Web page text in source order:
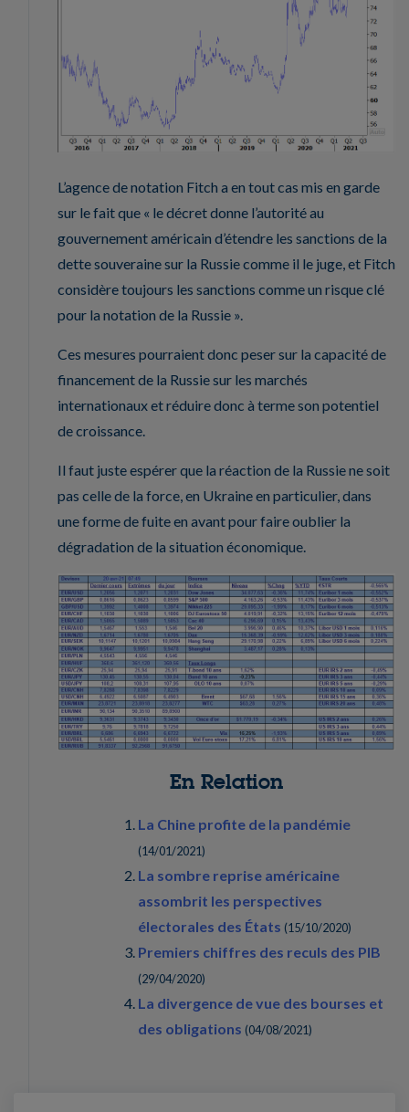
L’agence de notation Fitch a en tout cas mis en garde
sur le fait que « le décret donne l’autorité au
gouvernement américain d’étendre les sanctions de la
dette souveraine sur la Russie comme il le juge, et Fitch
considère toujours les sanctions comme un risque clé
pour la notation de la Russie ».
Ces mesures pourraient donc peser sur la capacité de
financement de la Russie sur les marchés
internationaux et réduire donc à terme son potentiel
de croissance.
Il faut juste espérer que la réaction de la Russie ne soit
pas celle de la force, en Ukraine en particulier, dans
une forme de fuite en avant pour faire oublier la
dégradation de la situation économique.
En Relation
La Chine profite de la pandémie
(14/01/2021)
La sombre reprise américaine
assombrit les perspectives
électorales des États (15/10/2020)
Premiers chiffres des reculs des PIB
(29/04/2020)
La divergence de vue des bourses et
des obligations (04/08/2021)